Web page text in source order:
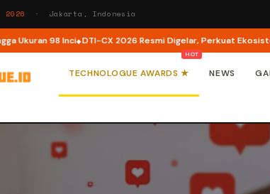
2026 · Jakarta, Indonesia
98 Inci DTI-CX 2026 Resmi Digelar, Perkuat Ekosistem
TECHNOLOGUE AWARDS ★ NEWS